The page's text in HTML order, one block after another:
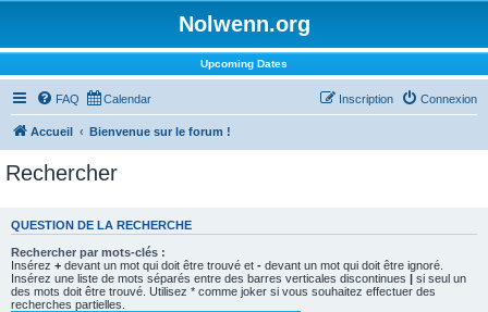
Nolwenn.org
Upcoming Dates
FAQ Calendar Connexion
Inscription
Accueil Bienvenue sur le forum !
Rechercher
QUESTION DE LA RECHERCHE
Rechercher par mots-clés :
Insérez + devant un mot qui doit être trouvé et - devant un mot qui doit être ignoré.
Insérez une liste de mots séparés entre des barres verticales discontinues | si seul un
des mots doit être trouvé. Utilisez * comme joker si vous souhaitez effectuer des
recherches partielles.